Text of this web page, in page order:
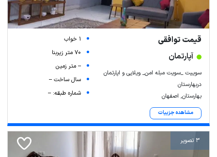
قیمت توافقی
آپارتمان
سوییت _سویت مبله امن_ ویلایی و اپارتمان
دربهارستان
بهارستان, اصفهان
مشاهده جزییات
1 خواب
70 متر زیربنا
-- متر زمین
سال ساخت --
شماره طبقه: --
3 تصویر